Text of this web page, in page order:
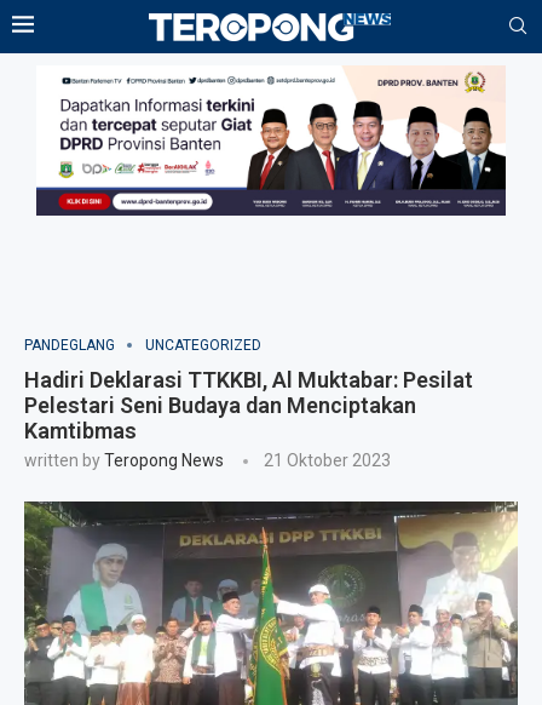
PANDEGLANG UNCATEGORIZED
Hadiri Deklarasi TTKKBI, Al Muktabar: Pesilat
Pelestari Seni Budaya dan Menciptakan
Kamtibmas
written byTeropong News 21 Oktober 2023